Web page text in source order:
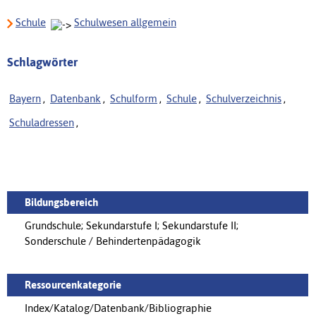
Schule Schulwesen allgemein
Schlagwörter
Bayern , Datenbank , Schulform , Schule , Schulverzeichnis ,
Schuladressen ,
Bildungsbereich
Grundschule; Sekundarstufe I; Sekundarstufe II;
Sonderschule / Behindertenpädagogik
Ressourcenkategorie
Index/Katalog/Datenbank/Bibliographie